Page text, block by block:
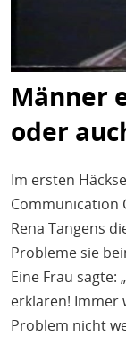
Männer
oder
Im ersten
Communication
Rena Tangens
Probleme sie
Eine Frau sagte:
erklären! Immer
Problem nicht